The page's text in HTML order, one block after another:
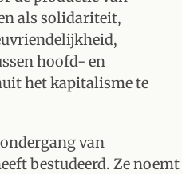
als solidariteit,
hoofd- en
het kapitalisme te
van
bestudeerd. Ze noemt